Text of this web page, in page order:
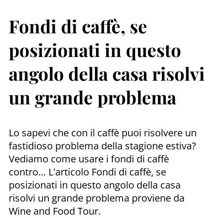
Fondi di caffè, se
posizionati in questo
angolo della casa risolvi
un grande problema
Lo sapevi che con il caffè puoi risolvere un
fastidioso problema della stagione estiva?
Vediamo come usare i fondi di caffè
contro… L'articolo Fondi di caffè, se
posizionati in questo angolo della casa
risolvi un grande problema proviene da
Wine and Food Tour.